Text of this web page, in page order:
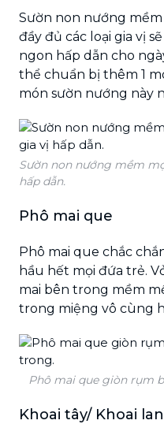
Sườn non nướng
đầy đủ các loại gia vị
ngon hấp dẫn cho
thể chuẩn bị thêm 1
món sườn nướng này
Sườn non nướng mềm
hấp dẫn.
Phô mai que
Phô mai que chắc
hầu hết mọi đứa trẻ.
mai bên trong mềm
trong miệng vô cùng
Phô mai que giòn rụm
Khoai tây/ Khoai